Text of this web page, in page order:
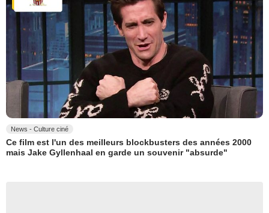
News - Culture ciné
Ce film est l'un des meilleurs blockbusters des années 2000
mais Jake Gyllenhaal en garde un souvenir "absurde"